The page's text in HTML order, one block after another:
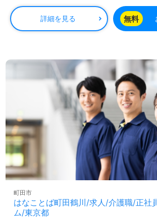
詳細を見る 無料
はなことば町田鶴川/求人/介護職/正社
ム/東京都
町田市